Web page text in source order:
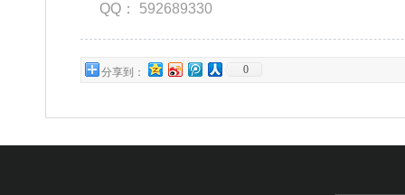
QQ： 592689330
分享到： 0